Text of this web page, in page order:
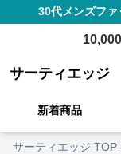
30代メンズファ
10,000
サーティエッジ
新着商品
サーティエッジ TOP